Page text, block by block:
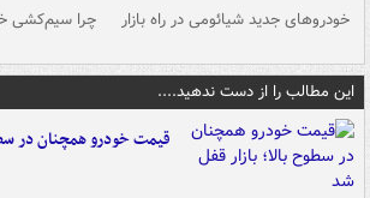
خودروهای جدید شیائومی در راه بازار چرا سیم‌کشی
این مطالب را از دست ندهید....
قیمت خودرو همچنان در